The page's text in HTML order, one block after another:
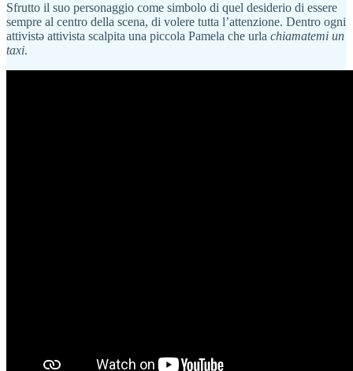
Sfrutto il suo personaggio come simbolo di quel desiderio di essere
sempre al centro della scena, di volere tutta l’attenzione. Dentro ogni
attivistə attivista scalpita una piccola Pamela che urla chiamatemi un
taxi.